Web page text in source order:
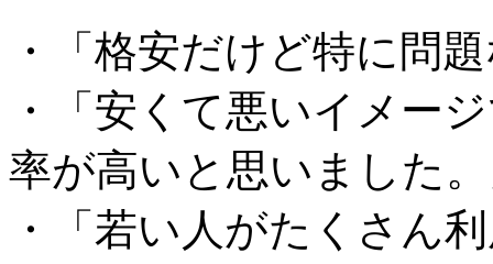
・「格安だけど特に問
・「安くて悪いイメー
率が高いと思いました
・「若い人がたくさん